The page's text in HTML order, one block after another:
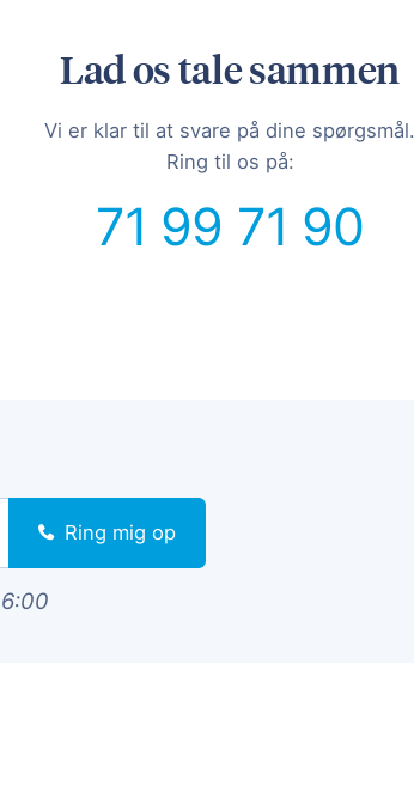
Lad os tale sammen
Vi er klar til at svare på dine spørgsmål.
Ring til os på:
71 99 71 90
Ring mig op